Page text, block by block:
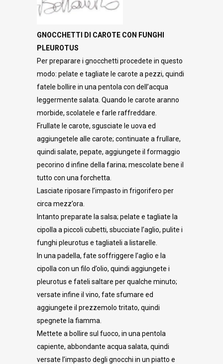
GNOCCHETTI DI CAROTE CON FUNGHI
PLEUROTUS
Per preparare i gnocchetti procedete in questo
modo: pelate e tagliate le carote a pezzi, quindi
fatele bollire in una pentola con dell’acqua
leggermente salata. Quando le carote aranno
morbide, scolatele e farle raffreddare.
Frullate le carote, sgusciate le uova ed
aggiungetele alle carote; continuate a frullare,
quindi salate, pepate, aggiungete il formaggio
pecorino d infine della farina; mescolate bene il
tutto con una forchetta.
Lasciate riposare l’impasto in frigorifero per
circa mezz’ora.
Intanto preparate la salsa; pelate e tagliate la
cipolla a piccoli cubetti, sbucciate l’aglio, pulite i
funghi pleurotus e tagliateli a listarelle.
In una padella, fate soffriggere l’aglio e la
cipolla con un filo d’olio, quindi aggiungete i
pleurotus e fateli saltare per qualche minuto;
versate infine il vino, fate sfumare ed
aggiungete il prezzemolo tritato, quindi
spegnete la fiamma.
Mettete a bollire sul fuoco, in una pentola
capiente, abbondante acqua salata, quindi
versate l’impasto degli gnocchi in un piatto e